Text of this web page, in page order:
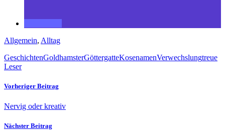
Allgemein, Alltag
GeschichtenGoldhamsterGöttergatteKosenamenVerwechslungtreue
Leser
Vorheriger Beitrag
Nervig oder kreativ
Nächster Beitrag